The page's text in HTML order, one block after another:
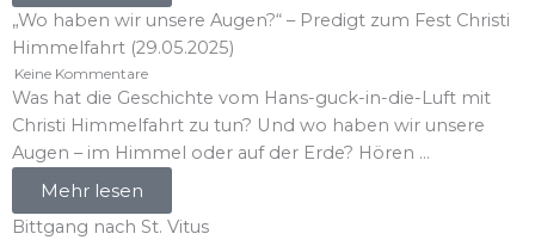
„Wo haben wir unsere Augen?“ – Predigt zum Fest Christi
Himmelfahrt (29.05.2025)
Keine Kommentare
Was hat die Geschichte vom Hans-guck-in-die-Luft mit
Christi Himmelfahrt zu tun? Und wo haben wir unsere
Augen – im Himmel oder auf der Erde? Hören ...
Mehr lesen
Bittgang nach St. Vitus